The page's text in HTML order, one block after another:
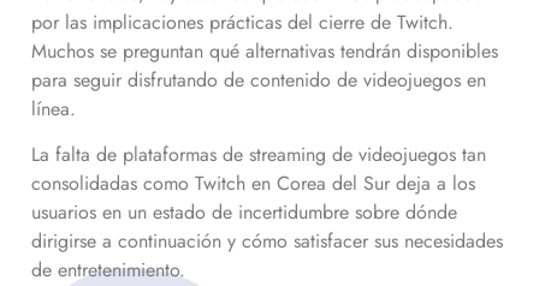
por las implicaciones prácticas del cierre de Twitch.
Muchos se preguntan qué alternativas tendrán disponibles
para seguir disfrutando de contenido de videojuegos en
línea.
La falta de plataformas de streaming de videojuegos tan
consolidadas como Twitch en Corea del Sur deja a los
usuarios en un estado de incertidumbre sobre dónde
dirigirse a continuación y cómo satisfacer sus necesidades
de entretenimiento.